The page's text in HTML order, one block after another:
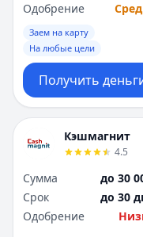
Одобрение
Заем на карту
На любые цели
Получить
Кэшмагнит
4.5
Сумма
до 30
Срок
до 30
Одобрение